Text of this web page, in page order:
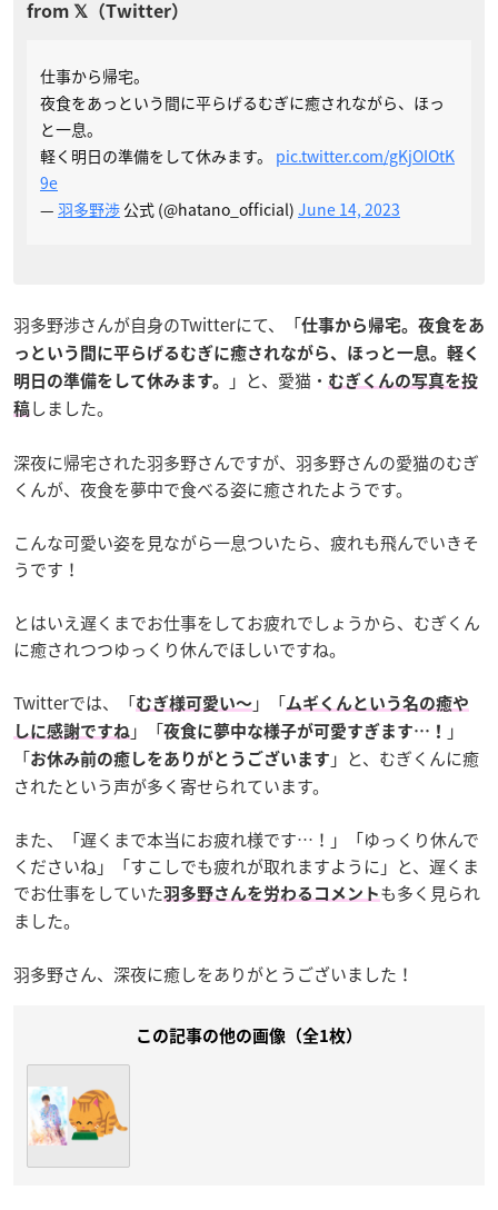
仕事から帰宅。
夜食をあっという間に平らげるむぎに癒されながら、ほっ
と一息。
軽く明日の準備をして休みます。 pic.twitter.com/gKjOIOtK
9e
— 羽多野渉 公式 (@hatano_official) June 14, 2023
羽多野渉さんが自身のTwitterにて、「仕事から帰宅。夜食をあ
っという間に平らげるむぎに癒されながら、ほっと一息。 軽く
明日の準備をして休みます。
」と、愛猫・ むぎくんの写真を投
稿 しました。
深夜に帰宅された羽多野さんですが、羽多野さんの愛猫のむぎ
くんが、夜食を夢中で食べる姿に癒されたようです。
こんな可愛い姿を見ながら一息ついたら、疲れも飛んでいきそ
うです！
とはいえ遅くまでお仕事をしてお疲れでしょうから、むぎくん
に癒されつつゆっくり休んでほしいですね。
Twitterでは、「むぎ様可愛い〜 」「ムギくんという名の癒や
しに感謝ですね 」「夜食に夢中な様子が可愛すぎます…！
」
「お休み前の癒しをありがとうございます 」と、むぎくんに癒
されたという声が多く寄せられています。
また、「遅くまで本当にお疲れ様です…！」「ゆっくり休んで
くださいね」「すこしでも疲れが取れますように」と、遅くま
でお仕事をしていた羽多野さんを労わるコメント も多く見られ
ました。
羽多野さん、深夜に癒しをありがとうございました！
この記事の他の画像（全1枚）